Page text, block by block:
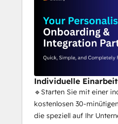
Individuelle
🔹Starten Sie mit einer
kostenlosen 30-
die speziell auf Ihr